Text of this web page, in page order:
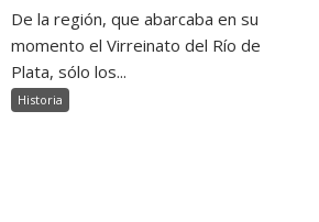
De la región, que abarcaba en su
momento el Virreinato del Río de
Plata, sólo los...
Historia